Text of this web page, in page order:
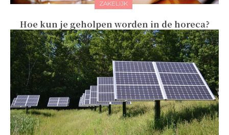
ZAKELIJK
Hoe kun je geholpen worden in de horeca?